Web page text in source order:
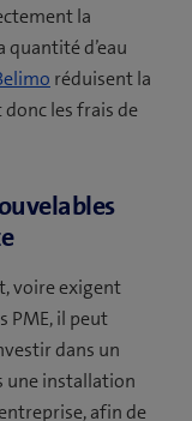
la
d’eau
réduisent la
les frais de
voire exigent
PME, il peut
dans un
une installation
afin de